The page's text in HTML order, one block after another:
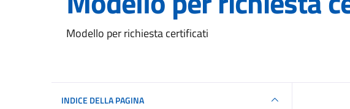
Dettagli del documento
Modello per richiesta certificati
INDICE DELLA PAGINA